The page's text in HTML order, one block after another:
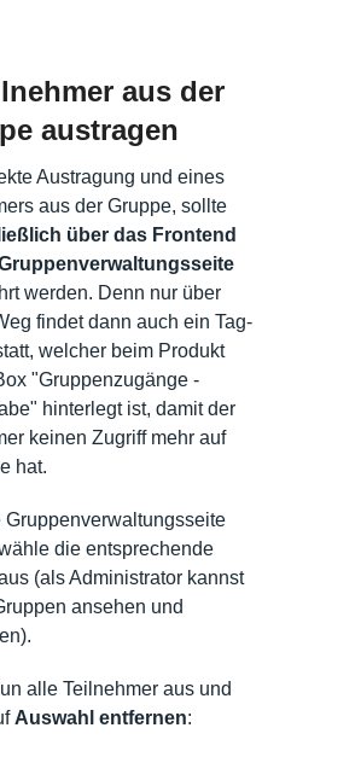
aus der
austragen
Austragung und eines
aus der Gruppe, sollte
über das Frontend
werden. Denn nur über
findet dann auch ein Tag-
welcher beim Produkt
"Gruppenzugänge -
hinterlegt ist, damit der
keinen Zugriff mehr auf
hat.
Gruppenverwaltungsseite
die entsprechende
(als Administrator kannst
ansehen und
alle Teilnehmer aus und
Auswahl entfernen: